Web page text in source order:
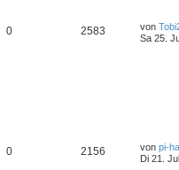
0 2583 von
Sa 25.
0 2156 von pi-
Di 21.